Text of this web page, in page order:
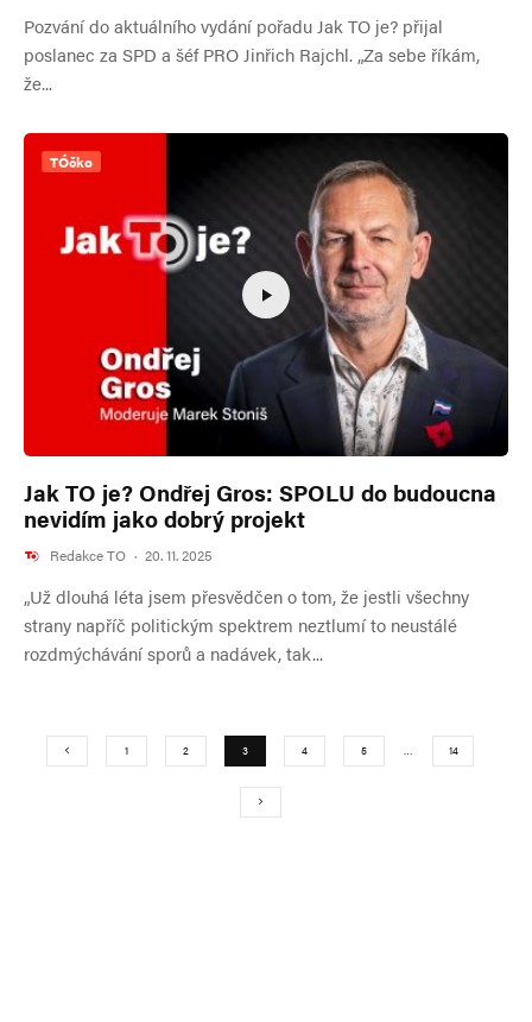
Pozvání do aktuálního vydání pořadu Jak TO je? přijal
poslanec za SPD a šéf PRO Jinřich Rajchl. „Za sebe říkám,
že...
TÓčko
Jak TO je? Ondřej Gros: SPOLU do budoucna
nevidím jako dobrý projekt
Redakce TO · 20. 11. 2025
„Už dlouhá léta jsem přesvědčen o tom, že jestli všechny
strany napříč politickým spektrem neztlumí to neustálé
rozdmýchávání sporů a nadávek, tak...
1 2 3 4 5 … 14